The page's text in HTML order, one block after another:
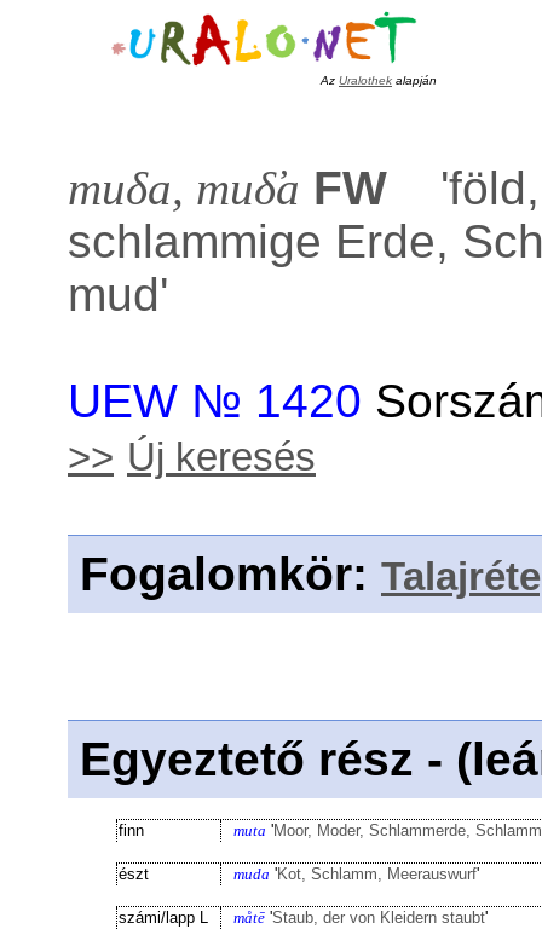
Az Uralothek alapján
muδa, muδ̕a FW '
schlammige Erde,
mud'
UEW № 1420
>> Új keresés
Fogalomkör:
Egyeztető rész -
finn muta 'Moor, Moder, Schlammerde, Schlamm
észt muda 'Kot, Schlamm, Meerauswurf'
számi/lapp L måtē 'Staub, der von Kleidern staubt'